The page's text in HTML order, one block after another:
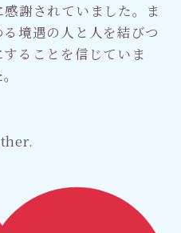
謝されていました。ま
境遇の人と人を結びつ
ることを信じていま